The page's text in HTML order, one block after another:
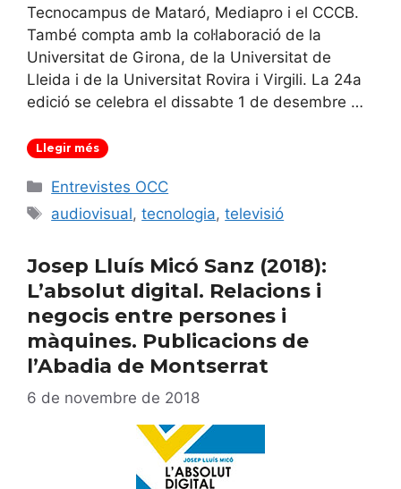
Tecnocampus de Mataró, Mediapro i el CCCB.
També compta amb la col·laboració de la
Universitat de Girona, de la Universitat de
Lleida i de la Universitat Rovira i Virgili. La 24a
edició se celebra el dissabte 1 de desembre …
Llegir més
Categories
Entrevistes OCC
Etiquetes
audiovisual,tecnologia,televisió
Josep Lluís Micó Sanz (2018):
L’absolut digital. Relacions i
negocis entre persones i
màquines. Publicacions de
l’Abadia de Montserrat
6 de novembre de 2018